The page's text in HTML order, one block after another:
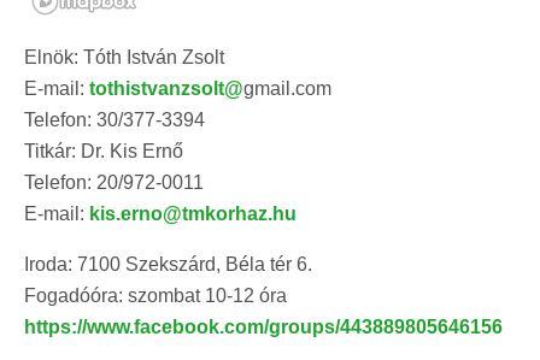
Elnök: Tóth István Zsolt
E-mail: tothistvanzsolt@gmail.com
Telefon: 30/377-3394
Titkár: Dr. Kis Ernő
Telefon: 20/972-0011
E-mail: kis.erno@tmkorhaz.hu
Iroda: 7100 Szekszárd, Béla tér 6.
Fogadóóra: szombat 10-12 óra
https://www.facebook.com/groups/443889805646156